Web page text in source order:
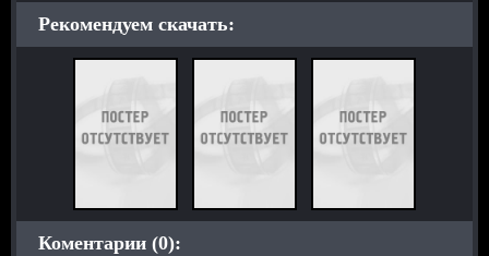
Рекомендуем скачать:
Коментарии (0):